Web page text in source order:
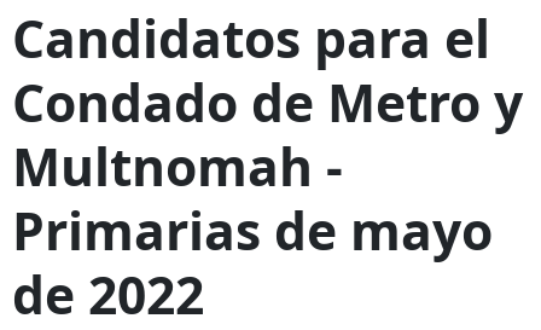
Candidatos para el
Condado de Metro y
Multnomah -
Primarias de mayo
de 2022